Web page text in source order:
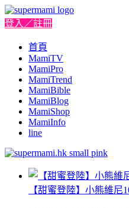
登入／註冊
首頁
MamiTV
MamiPro
MamiTrend
MamiBible
MamiBlog
MamiShop
MamiInfo
line
【甜蜜登陸】小熊維尼